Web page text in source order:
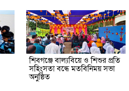
শিবগঞ্জে বাল্যবিয়ে ও শিশুর প্রতি
সহিংসতা বন্ধে মতবিনিময় সভা
অনুষ্ঠিত